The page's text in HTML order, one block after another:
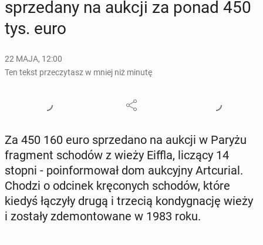
sprze­da­ny na aukcji za ponad 450
tys. euro
22 MAJA, 12:00
Ten tekst przeczytasz w mniej niż minutę
Za 450 160 euro sprze­da­no na aukcji w Paryżu
frag­ment schodów z wieży Eiffla, liczący 14
stopni - po­in­for­mo­wał dom au­kcyj­ny Art­cu­rial.
Chodzi o odcinek krę­co­nych schodów, które
kiedyś łączyły drugą i trzecią kon­dy­gna­cję wieży
i zostały zde­mon­to­wa­ne w 1983 roku.